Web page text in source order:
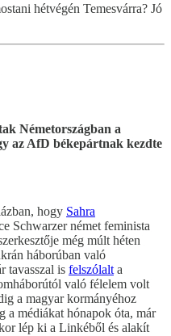
hétvégén Temesvárra? Jó
Németországban a
az AfD békepártnak kezdte
hogy Sahra
Schwarzer német feminista
még múlt héten
háborúban való
tavasszal is felszólalt a
való félelem volt
a magyar kormányéhoz
a médiákat hónapok óta, már
lép ki a Linkéből és alakít